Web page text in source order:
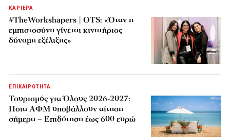
ΚΑΡΙΕΡΑ
#TheWorkshapers | OTS: «Όταν η
εμπιστοσύνη γίνεται κινητήριος
δύναμη εξέλιξης»
ΕΠΙΚΑΙΡΟΤΗΤΑ
Τουρισμός για Όλους 2026-2027:
Ποια ΑΦΜ υποβάλλουν αίτηση
σήμερα – Επιδότηση έως 600 ευρώ